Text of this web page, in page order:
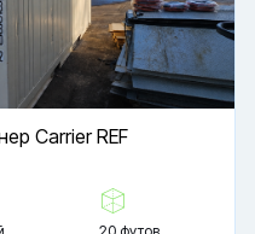
Carrier REF